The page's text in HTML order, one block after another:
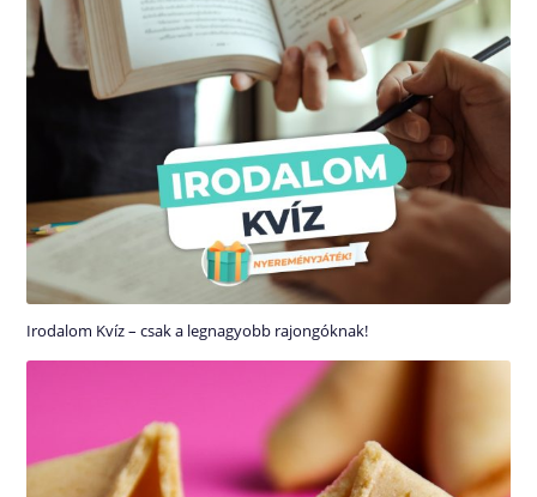
Irodalom Kvíz – csak a legnagyobb rajongóknak!